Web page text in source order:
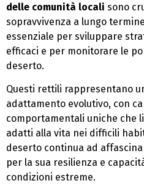
delle comunità locali sono
sopravvivenza a lungo
essenziale per sviluppare
efficaci e per monitorare le
deserto.
Questi rettili rappresentano
adattamento evolutivo, con
comportamentali uniche che
adatti alla vita nei difficili
deserto continua ad
per la sua resilienza e
condizioni estreme.